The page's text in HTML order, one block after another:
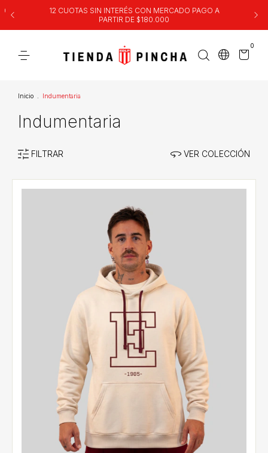
12 CUOTAS SIN INTERÉS CON MERCADO PAGO A
PARTIR DE $180.000
0
Inicio Indumentaria
Indumentaria
FILTRAR VER COLECCIÓN